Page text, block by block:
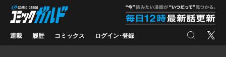
コミックガルド
連載 履歴 コミックス ログイン･登録 検索 X